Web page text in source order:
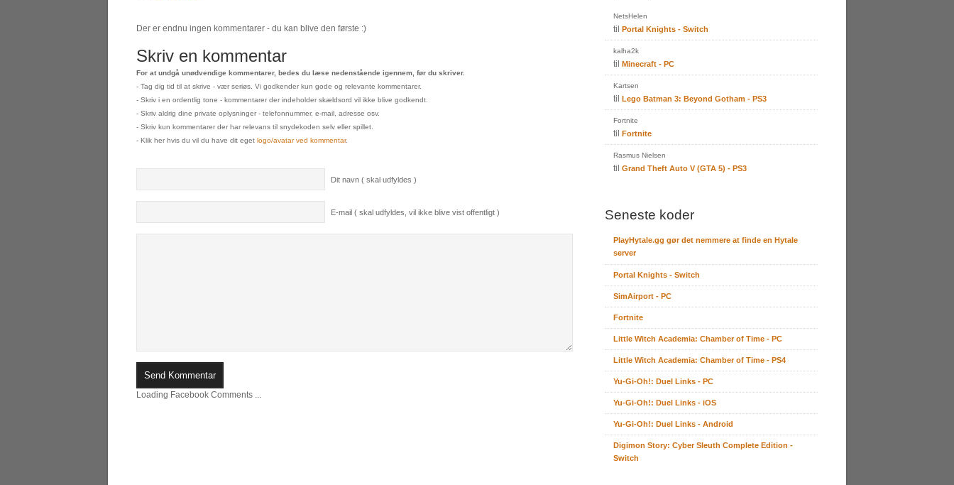
Der er endnu ingen kommentarer - du kan blive den første :)
Skriv en kommentar
For at undgå unødvendige kommentarer, bedes du læse nedenstående igennem, før du skriver.
- Tag dig tid til at skrive - vær seriøs. Vi godkender kun gode og relevante kommentarer.
- Skriv i en ordentlig tone - kommentarer der indeholder skældsord vil ikke blive godkendt.
- Skriv aldrig dine private oplysninger - telefonnummer, e-mail, adresse osv.
- Skriv kun kommentarer der har relevans til snydekoden selv eller spillet.
- Klik her hvis du vil du have dit eget logo/avatar ved kommentar.
Dit navn ( skal udfyldes )
E-mail ( skal udfyldes, vil ikke blive vist offentligt )
Loading Facebook Comments ...
NetsHelen
til Portal Knights - Switch
kalha2k
til Minecraft - PC
Kartsen
til Lego Batman 3: Beyond Gotham - PS3
Fortnite
til Fortnite
Rasmus Nielsen
til Grand Theft Auto V (GTA 5) - PS3
Seneste koder
PlayHytale.gg gør det nemmere at finde en Hytale
server
Portal Knights - Switch
SimAirport - PC
Fortnite
Little Witch Academia: Chamber of Time - PC
Little Witch Academia: Chamber of Time - PS4
Yu-Gi-Oh!: Duel Links - PC
Yu-Gi-Oh!: Duel Links - iOS
Yu-Gi-Oh!: Duel Links - Android
Digimon Story: Cyber Sleuth Complete Edition -
Switch